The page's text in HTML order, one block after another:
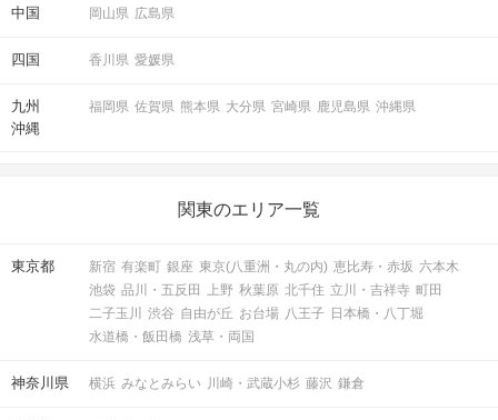
中国 岡山県 広島県
四国 香川県 愛媛県
九州
沖縄
福岡県 佐賀県 熊本県 大分県 宮崎県 鹿児島県 沖縄県
関東のエリア一覧
東京都 新宿 有楽町 銀座 東京(八重洲・丸の内) 恵比寿・赤坂 六本木
池袋 品川・五反田 上野 秋葉原 北千住 立川・吉祥寺 町田
二子玉川
渋谷 自由が丘 お台場 八王子 日本橋・八丁堀
水道橋・飯田橋 浅草・両国
神奈川県 横浜 みなとみらい 川崎・武蔵小杉 藤沢 鎌倉